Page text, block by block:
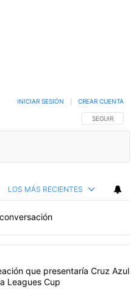
SIGA ESTA
SEGUIR
INICIAR SESIÓN CREAR CUENTA
LOS MÁS RECIENTES